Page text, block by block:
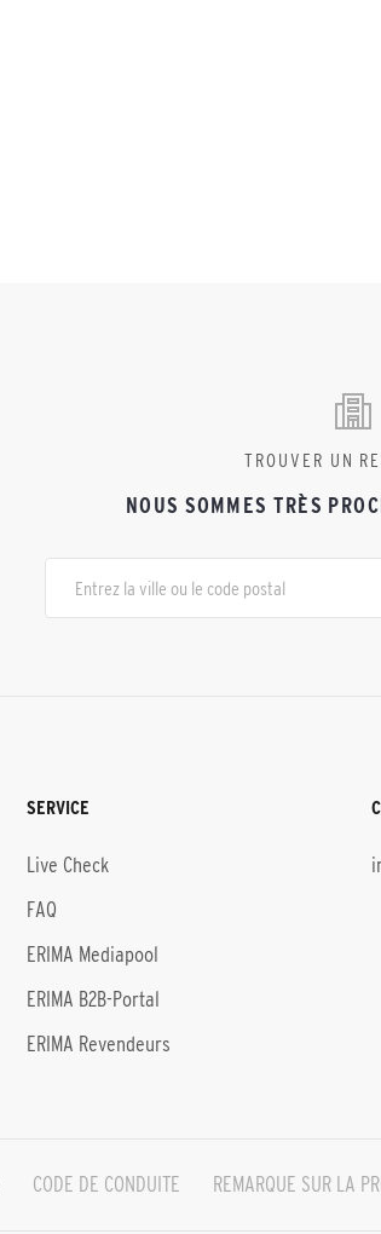
TROUVER UN
NOUS SOMMES TRÈS
SERVICE
Live Check
FAQ
ERIMA Mediapool
ERIMA B2B-Portal
ERIMA Revendeurs
CODE DE CONDUITE REMARQUE SUR LA